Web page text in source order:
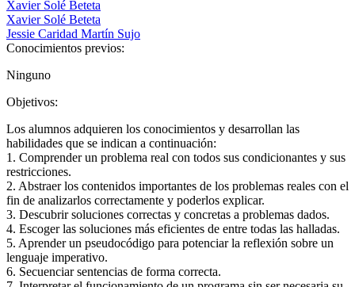
Xavier Solé Beteta
Xavier Solé Beteta
Jessie Caridad Martín Sujo
Conocimientos previos:
Ninguno
Objetivos:
Los alumnos adquieren los conocimientos y desarrollan las
habilidades que se indican a continuación:
1. Comprender un problema real con todos sus condicionantes y sus
restricciones.
2. Abstraer los contenidos importantes de los problemas reales con el
fin de analizarlos correctamente y poderlos explicar.
3. Descubrir soluciones correctas y concretas a problemas dados.
4. Escoger las soluciones más eficientes de entre todas las halladas.
5. Aprender un pseudocódigo para potenciar la reflexión sobre un
lenguaje imperativo.
6. Secuenciar sentencias de forma correcta.